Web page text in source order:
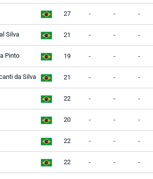
27 - - -
Silva 21 - - -
Pinto 19 - - -
da Silva 21 - - -
22 - - -
20 - - -
22 - - -
22 - - -